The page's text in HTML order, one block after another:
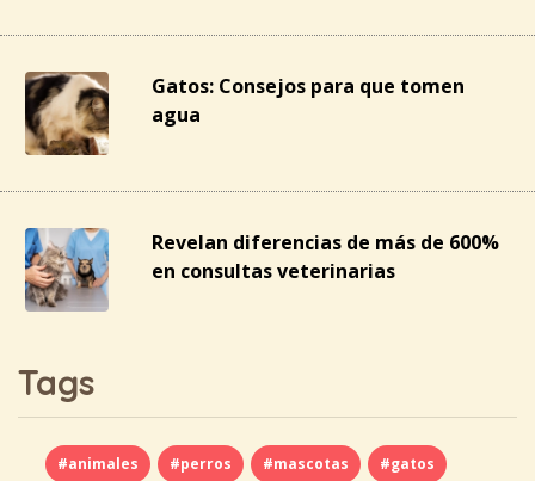
Gatos: Consejos para que tomen
agua
Revelan diferencias de más de 600%
en consultas veterinarias
Tags
#animales #perros #mascotas #gatos